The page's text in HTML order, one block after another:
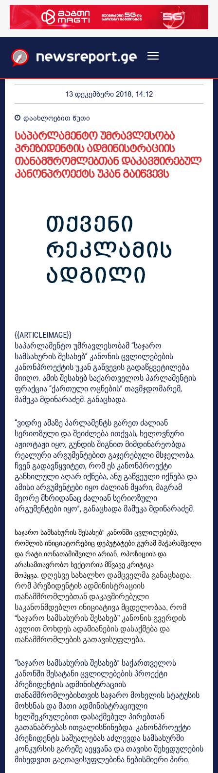
13 დეკემბერი 2018, 14:12
დაახლოებით წუთი
საპარლამენტო უმრავლესობა
პრეზიდენტის ადმინისტრაციის
თანამშრომლებთან დაკავშირებულ
კანონპროექტს უკან გაიწვევს
{{ARTICLEIMAGE}}
საპარლამენტო უმრავლესობამ “საჯარო
სამსახურის შესახებ” კანონის ცვლილებების
კანონპროექტის უკან გაწვევის გადაწყვეტილება
მიიღო. ამის შესახებ საქართველოს პარლამენტის
ფრაქცია “ქართული ოცნების” თავმჯდომარემ,
მამუკა მდინარაძემ. განაცხადა.
“ვიდრე ამაზე პარლამენტს გარეთ ძალიან
სერიოზული და შეიძლება ითქვას, ხელოვნური
აჟიოტაჟი იყო, გუნდის შიგნით მიმდინარეობდა
რეალური არგუმენტებით გაჯერებული მსჯელობა.
ჩვენ გადავწყვიტეთ, რომ ეს კანონპროექტი
განხილული აღარ იქნება, ანუ გაწვეული იქნება და
ამისი არგუმენტები იყო ძალიან მყარი, მაგრამ
მეორე მხრიდანაც ძალიან სერიოზული
არგუმენტები იყო”, განაცხადა მამუკა მდინარაძემ.
საჯარო სამსახურის შესახებ“ კანონში ცვლილებებს,
რომლის ინიციატორებიც დეპუტატები გურამ მაჭარაშვილი
და რატი იონათამიშვილი არიან, ოპოზიციის და
არასამთავრობო სექტორის მწვავე კრიტიკა
მოჰყვა. დღესვე სახალხო დამცველმა განაცხადა,
რომ პრეზიდენტის ადმინისტრაციის
თანამშრომლებთან დაკავშირებული
საკანონმდებლო ინიციატივა მცდელობაა, რომ
“საჯარო სამსახურის შესახებ” კანონის გვერდის
ავლით მოხდეს ადამიანების დასაქმება და
თანამშრომლების გათავისუფლება.
“საჯარო სამსახურის შესახებ” საქართველოს
კანონში შესატანი ცვლილებების პროექტი
პრეზიდენტის ადმინისტრაციის
თანამშრომლებისთვის საჯარო მოხელის სტატუსის
მოხსნას და მათი ადმინისტრაციული
ხელშეკრულებით დასაქმებულ პირებთან
გათანაბრებას ითვალისწინებდა. კანონპროექტი
პრეზიდენტს საშუალებას აძლევდა სამსახურში
კონკურსის გარეშე აეყვანა და თავისი შეხედულების
მიხედვით გაეთავისუფლებინა ნებისმიერი პირი.